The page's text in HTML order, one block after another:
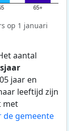
65+
op 1 januari
aantal
jaar en
leeftijd zijn
met
gemeente